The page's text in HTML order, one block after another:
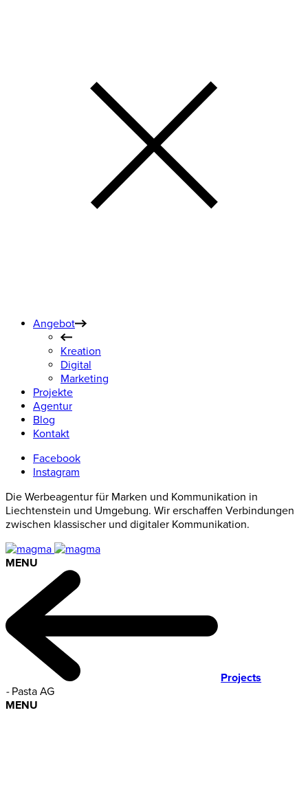
Angebot
Kreation
Digital
Marketing
Projekte
Agentur
Blog
Kontakt
Facebook
Instagram
Die Werbeagentur für Marken und Kommunikation in
Liechtenstein und Umgebung. Wir erschaffen Verbindungen
zwischen klassischer und digitaler Kommunikation.
MENU
Projects
-Pasta AG
MENU